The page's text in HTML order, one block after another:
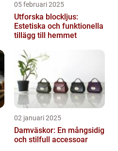
05 februari 2025
Utforska blockljus:
Estetiska och funktionella
tillägg till hemmet
02 januari 2025
Damväskor: En mångsidig
och stilfull accessoar